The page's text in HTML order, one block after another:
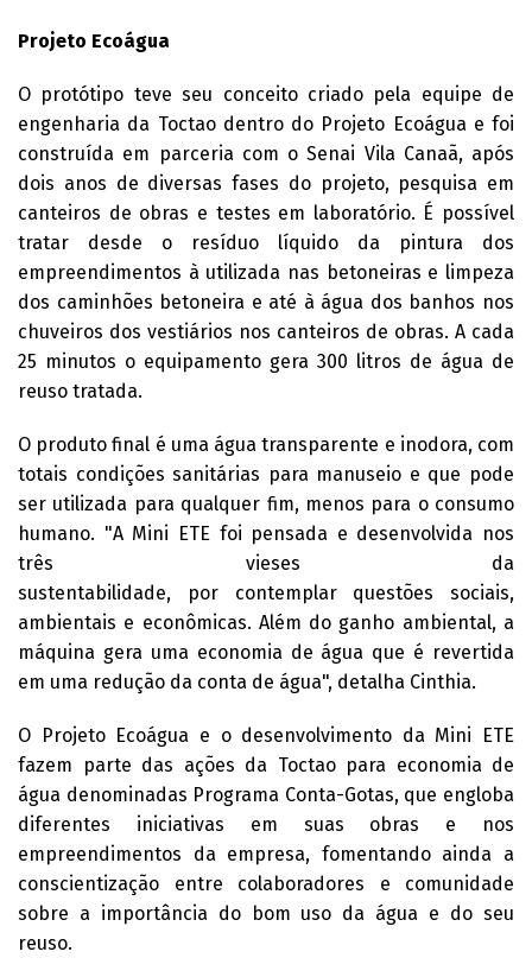
Projeto Ecoágua
O protótipo teve seu conceito criado pela equipe de
engenharia da Toctao dentro do Projeto Ecoágua e foi
construída em parceria com o Senai Vila Canaã, após
dois anos de diversas fases do projeto, pesquisa em
canteiros de obras e testes em laboratório. É possível
tratar desde o resíduo líquido da pintura dos
empreendimentos à utilizada nas betoneiras e limpeza
dos caminhões betoneira e até à água dos banhos nos
chuveiros dos vestiários nos canteiros de obras. A cada
25 minutos o equipamento gera 300 litros de água de
reuso tratada.
O produto final é uma água transparente e inodora, com
totais condições sanitárias para manuseio e que pode
ser utilizada para qualquer fim, menos para o consumo
humano. "A Mini ETE foi pensada e desenvolvida nos
três vieses da
sustentabilidade, por contemplar questões sociais,
ambientais e econômicas. Além do ganho ambiental, a
máquina gera uma economia de água que é revertida
em uma redução da conta de água", detalha Cinthia.
O Projeto Ecoágua e o desenvolvimento da Mini ETE
fazem parte das ações da Toctao para economia de
água denominadas Programa Conta-Gotas, que engloba
diferentes iniciativas em suas obras e nos
empreendimentos da empresa, fomentando ainda a
conscientização entre colaboradores e comunidade
sobre a importância do bom uso da água e do seu
reuso.